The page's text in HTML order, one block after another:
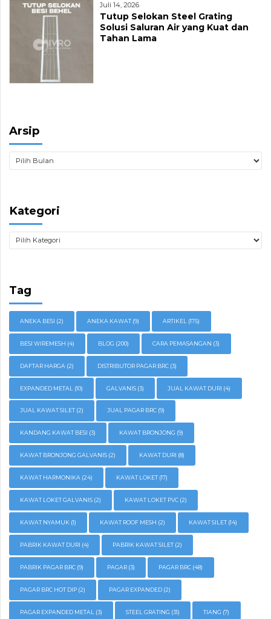
Juli 14, 2026
Tutup Selokan Steel Grating
Solusi Saluran Air yang Kuat dan
Tahan Lama
Arsip
Kategori
Tag
ANEKA BESI (2) ANEKA KAWAT (9) ARTIKEL (175)
BESI WIREMESH (4) BLOG (200) CARA PEMASANGAN (3)
DAFTAR HARGA (2) DISTRIBUTOR PAGAR BRC (3)
EXPANDED METAL (10) GALVANIS (3) JUAL KAWAT DURI (4)
JUAL KAWAT SILET (2) JUAL PAGAR BRC (9)
KANDANG KAWAT BESI (3) KAWAT BRONJONG (9)
KAWAT BRONJONG GALVANIS (2) KAWAT DURI (8)
KAWAT HARMONIKA (24) KAWAT LOKET (17)
KAWAT LOKET GALVANIS (2) KAWAT LOKET PVC (2)
KAWAT NYAMUK (1) KAWAT ROOF MESH (2) KAWAT SILET (14)
PABRIK KAWAT DURI (4) PABRIK KAWAT SILET (2)
PABRIK PAGAR BRC (9) PAGAR (3) PAGAR BRC (48)
PAGAR BRC HOT DIP (2) PAGAR EXPANDED (2)
PAGAR EXPANDED METAL (3) STEEL GRATING (31) TIANG (7)